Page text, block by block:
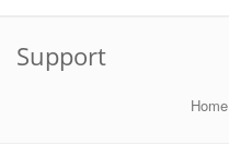
Support
Home